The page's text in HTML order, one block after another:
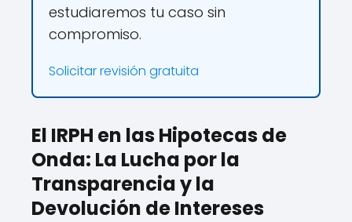
estudiaremos tu caso sin
compromiso.
Solicitar revisión gratuita
El IRPH en las Hipotecas de
Onda: La Lucha por la
Transparencia y la
Devolución de Intereses